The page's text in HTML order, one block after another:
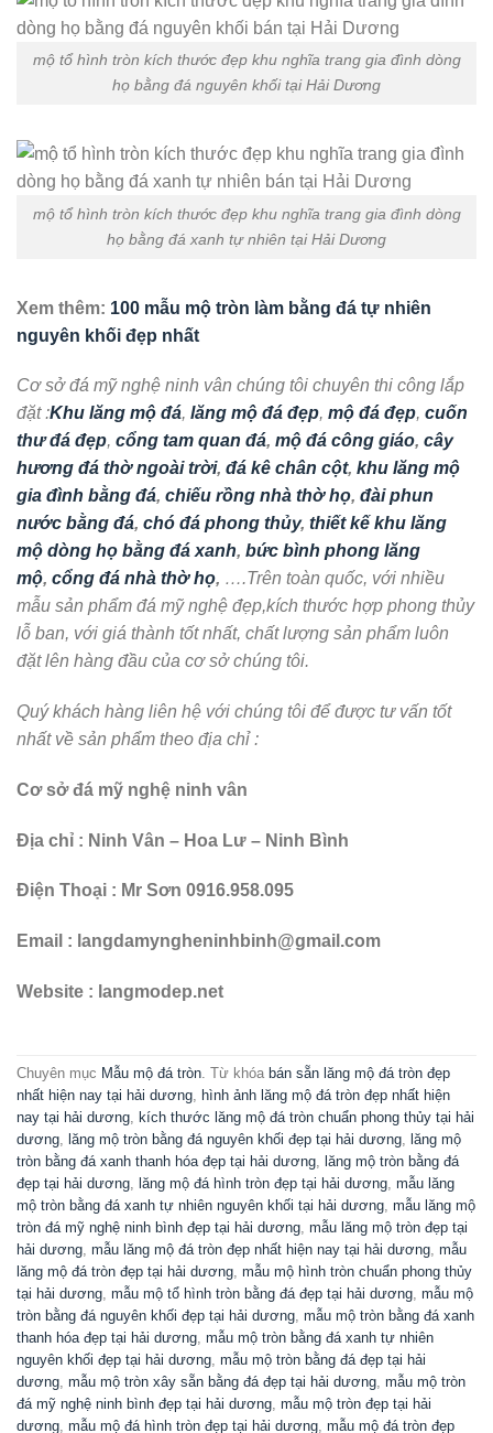
mộ tổ hình tròn kích thước đẹp khu nghĩa trang gia đình dòng
họ bằng đá nguyên khối tại Hải Dương
mộ tổ hình tròn kích thước đẹp khu nghĩa trang gia đình dòng
họ bằng đá xanh tự nhiên tại Hải Dương
Xem thêm: 100 mẫu mộ tròn làm bằng đá tự nhiên
nguyên khối đẹp nhất
Cơ sở đá mỹ nghệ ninh vân chúng tôi chuyên thi công lắp
đặt :Khu lăng mộ đá, lăng mộ đá đẹp, mộ đá đẹp, cuốn
thư đá đẹp, cổng tam quan đá, mộ đá công giáo, cây
hương đá thờ ngoài trời, đá kê chân cột, khu lăng mộ
gia đình bằng đá, chiếu rồng nhà thờ họ, đài phun
nước bằng đá, chó đá phong thủy, thiết kế khu lăng
mộ dòng họ bằng đá xanh, bức bình phong lăng
mộ, cổng đá nhà thờ họ, ….Trên toàn quốc, với nhiều
mẫu sản phẩm đá mỹ nghệ đẹp,kích thước hợp phong thủy
lỗ ban, với giá thành tốt nhất, chất lượng sản phẩm luôn
đặt lên hàng đầu của cơ sở chúng tôi.
Quý khách hàng liên hệ với chúng tôi để được tư vấn tốt
nhất về sản phẩm theo địa chỉ :
Cơ sở đá mỹ nghệ ninh vân
Địa chỉ : Ninh Vân – Hoa Lư – Ninh Bình
Điện Thoại : Mr Sơn 0916.958.095
Email : langdamyngheninhbinh@gmail.com
Website : langmodep.net
Chuyên mục Mẫu mộ đá tròn. Từ khóa bán sẵn lăng mộ đá tròn đẹp
nhất hiện nay tại hải dương, hình ảnh lăng mộ đá tròn đẹp nhất hiện
nay tại hải dương, kích thước lăng mộ đá tròn chuẩn phong thủy tại hải
dương, lăng mộ tròn bằng đá nguyên khối đẹp tại hải dương, lăng mộ
tròn bằng đá xanh thanh hóa đẹp tại hải dương, lăng mộ tròn bằng đá
đẹp tại hải dương, lăng mộ đá hình tròn đẹp tại hải dương, mẫu lăng
mộ tròn bằng đá xanh tự nhiên nguyên khối tại hải dương, mẫu lăng mộ
tròn đá mỹ nghệ ninh bình đẹp tại hải dương, mẫu lăng mộ tròn đẹp tại
hải dương, mẫu lăng mộ đá tròn đẹp nhất hiện nay tại hải dương, mẫu
lăng mộ đá tròn đẹp tại hải dương, mẫu mộ hình tròn chuẩn phong thủy
tại hải dương, mẫu mộ tổ hình tròn bằng đá đẹp tại hải dương, mẫu mộ
tròn bằng đá nguyên khối đẹp tại hải dương, mẫu mộ tròn bằng đá xanh
thanh hóa đẹp tại hải dương, mẫu mộ tròn bằng đá xanh tự nhiên
nguyên khối đẹp tại hải dương, mẫu mộ tròn bằng đá đẹp tại hải
dương, mẫu mộ tròn xây sẵn bằng đá đẹp tại hải dương, mẫu mộ tròn
đá mỹ nghệ ninh bình đẹp tại hải dương, mẫu mộ tròn đẹp tại hải
dương, mẫu mộ đá hình tròn đẹp tại hải dương, mẫu mộ đá tròn đẹp